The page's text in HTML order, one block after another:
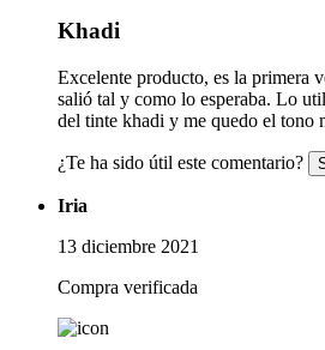
Khadi
Excelente producto, es la primera
salió tal y como lo esperaba. Lo
del tinte khadi y me quedo el tono
¿Te ha sido útil este comentario?
Iria
13 diciembre 2021
Compra verificada